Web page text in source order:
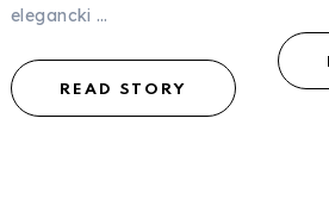
elegancki …
READ STORY